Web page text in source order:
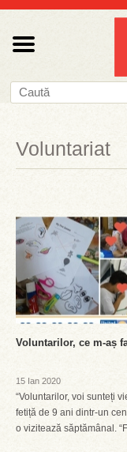
Voluntariat
Voluntarilor, ce m-aș
15 Ian 2020
“Voluntarilor, voi sunteți
fetiță de 9 ani dintr-un
o vizitează săptămânal.